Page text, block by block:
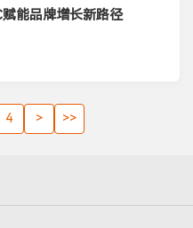
能品牌增长新路径
4 > >>